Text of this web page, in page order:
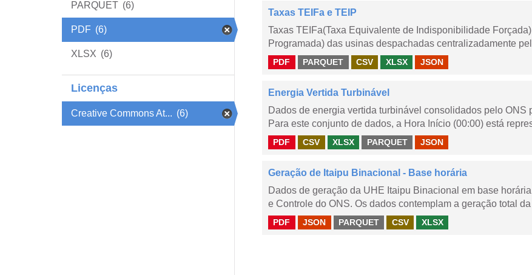
PARQUET (6)
PDF (6)
XLSX (6)
Licenças
Creative Commons At... (6)
Taxas TEIFa e TEIP
Taxas TEIFa(Taxa Equivalente de Indisponibilidade
Programada) das usinas despachadas centralizadamente
PDF PARQUET CSV XLSX JSON
Energia Vertida Turbinável
Dados de energia vertida turbinável consolidados pelo ONS
Para este conjunto de dados, a Hora Início (00:00) está
PDF CSV XLSX PARQUET JSON
Geração de Itaipu Binacional - Base horária
Dados de geração da UHE Itaipu Binacional em base
e Controle do ONS. Os dados contemplam a geração total
PDF JSON PARQUET CSV XLSX